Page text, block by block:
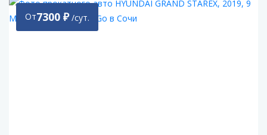
От7300 ₽ /сут.